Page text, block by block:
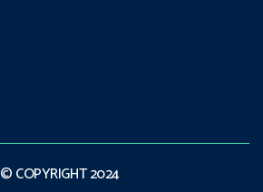
© COPYRIGHT 2024